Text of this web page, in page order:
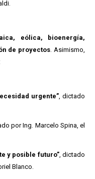
eólica, bioenergía,
de proyectos . Asimismo,
urgente” , dictado
por Ing. Marcelo Spina, el
y posible futuro”, dictado
Blanco.